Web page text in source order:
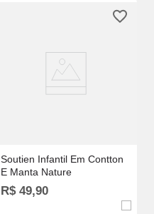
Soutien Infantil Em Contton
E Manta Nature
R$ 49,90